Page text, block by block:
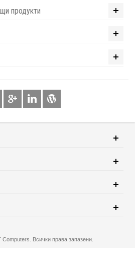
продукти
Всички права запазени.